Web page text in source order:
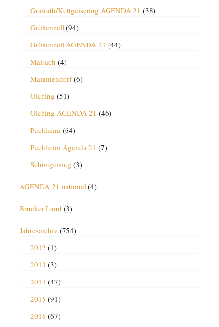
Grafrath/Kottgeisering AGENDA 21 (38)
Gröbenzell (94)
Gröbenzell AGENDA 21 (44)
Maisach (4)
Mammendorf(6)
Olching (51)
Olching AGENDA 21 (46)
Puchheim (64)
Puchheim Agenda 21 (7)
Schöngeising (3)
AGENDA 21 national (4)
Brucker Land (3)
Jahresarchiv (754)
2012 (1)
2013 (3)
2014 (47)
2015 (91)
2016 (67)